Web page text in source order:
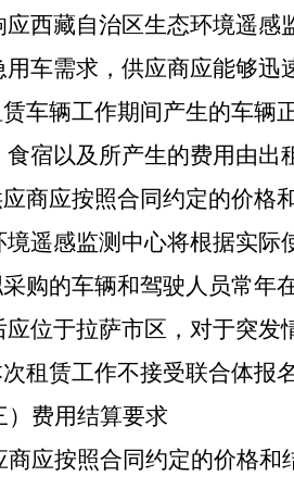
应西藏自治区生态环境遥感
用车需求，供应商应能够
赁车辆工作期间产生的车辆
食宿以及所产生的费用由出
应商应按照合同约定的价格
境遥感监测中心将根据实际
购的车辆和驾驶人员常年
应位于拉萨市区，对于突
次租赁工作不接受联合体报
）费用结算要求
商应按照合同约定的价格